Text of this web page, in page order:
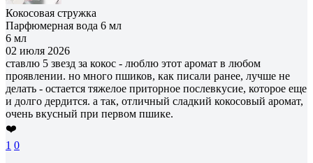
Кокосовая стружка
Парфюмерная вода 6 мл
6 мл
02 июля 2026
ставлю 5 звезд за кокос - люблю этот аромат в любом
проявлении. но много пшиков, как писали ранее, лучше не
делать - остается тяжелое приторное послевкусие, которое еще
и долго дердится. а так, отличный сладкий кокосовый аромат,
очень вкусный при первом пшике.
❤️
1 0